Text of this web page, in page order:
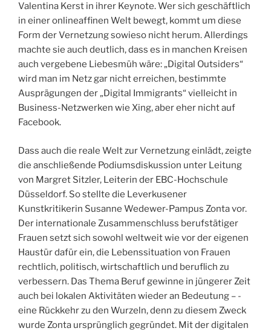
Valen­tina Kerst in ihrer Keynote. Wer sich geschäftlich
in ­einer online­affinen Welt ­bewegt, kommt um diese
Form der Vernetzung sowieso nicht herum. Allerdings
machte sie auch deutlich, dass es ­in manchen Kreisen
auch vergebene Liebesmüh wäre: „Digital Outsiders“
wird man im Netz gar nicht erreichen, bestimmte
Ausprägungen der „Digital Immigrants“ vielleicht in
Business-Netzwerken wie Xing, aber eher nicht auf
Facebook.
Dass auch die reale Welt zur Vernetzung einlädt, zeigte
die anschließende Podiums­diskus­sion unter Leitung
von Margret Sitzler, Leiterin der EBC-Hochschule
Düsseldorf. So stellte die Leverkusener
Kunstkritikerin Susanne Wedewer-Pampus Zonta vor.
Der internationale Zusammenschluss berufstätiger
Frauen setzt sich sowohl weltweit wie vor der eigenen
Haustür dafür ein, die Lebenssituation von Frauen
rechtlich, ­politisch, wirtschaftlich und beruflich zu
verbessern. Das Thema Beruf gewinne in jüngerer Zeit
auch bei lokalen Aktivitäten wieder an Bedeutung – ­
eine Rückkehr zu den Wurzeln, denn zu diesem Zweck
wurde Zonta ursprünglich gegründet. Mit der digitalen